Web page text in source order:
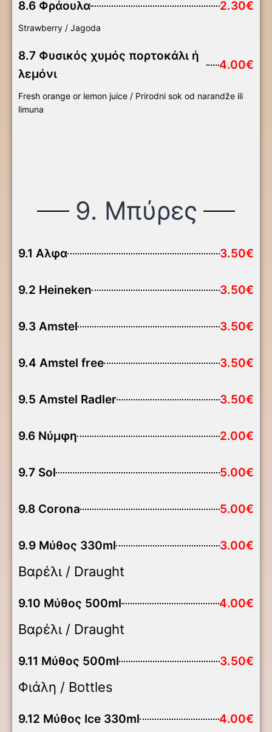
8.6 Φράουλα 2.30€
Strawberry / Jagoda
8.7 Φυσικός χυμός πορτοκάλι ή
λεμόνι
4.00€
Fresh orange or lemon juice / Prirodni sok od narandže ili
limuna
9. Μπύρες
9.1 Αλφα 3.50€
9.2 Heineken 3.50€
9.3 Amstel 3.50€
9.4 Amstel free 3.50€
9.5 Amstel Radler 3.50€
9.6 Νύμφη 2.00€
9.7 Sol 5.00€
9.8 Corona 5.00€
9.9 Μύθος 330ml 3.00€
Βαρέλι / Draught
9.10 Μύθος 500ml 4.00€
Βαρέλι / Draught
9.11 Μύθος 500ml 3.50€
Φιάλη / Bottles
9.12 Μύθος Ice 330ml 4.00€